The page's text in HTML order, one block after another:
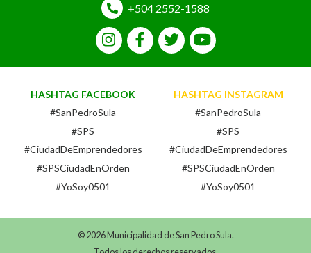
+504 2552-1588
HASHTAG FACEBOOK
#SanPedroSula
#SPS
#CiudadDeEmprendedores
#SPSCiudadEnOrden
#YoSoy0501
HASHTAG INSTAGRAM
#SanPedroSula
#SPS
#CiudadDeEmprendedores
#SPSCiudadEnOrden
#YoSoy0501
© 2026 Municipalidad de San Pedro Sula.